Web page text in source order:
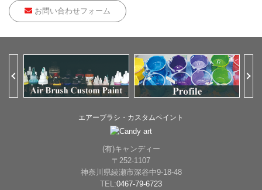
お問い合わせフォーム
Previous
エアーブラシ・カスタムペイント
(有)キャンディー
〒252-1107
神奈川県綾瀬市深谷中9-18-48
TEL:0467-79-6723